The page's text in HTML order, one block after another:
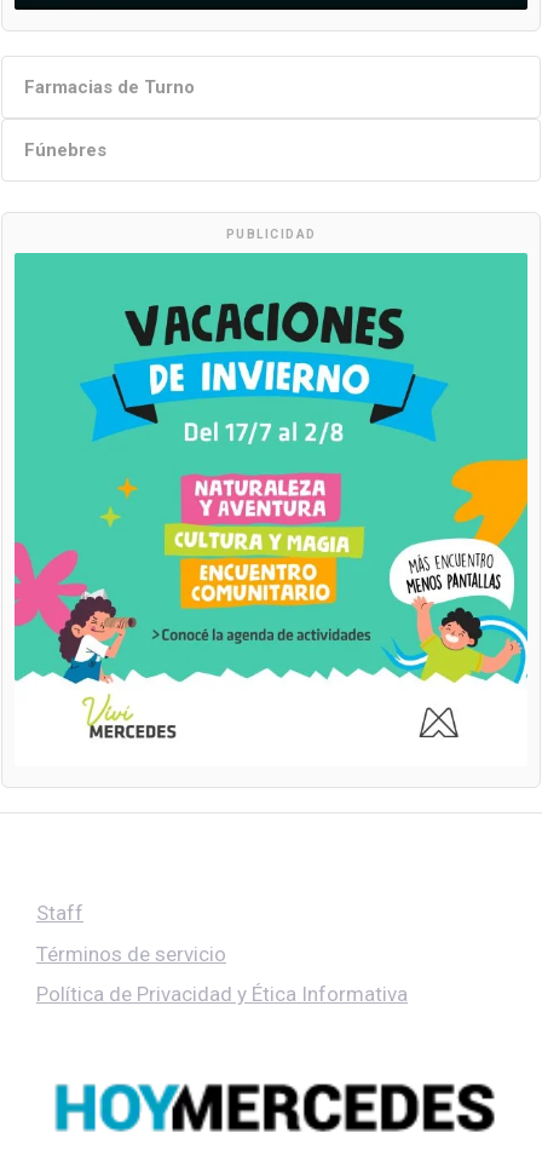
Farmacias de Turno
Fúnebres
PUBLICIDAD
Staff
Términos de servicio
Política de Privacidad y Ética Informativa